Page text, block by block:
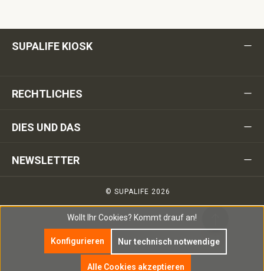
SUPALIFE KIOSK
RECHTLICHES
DIES UND DAS
NEWSLETTER
© SUPALIFE 2026
Wollt Ihr Cookies? Kommt drauf an!
Nur technisch notwendige
Konfigurieren
Alle Cookies akzeptieren